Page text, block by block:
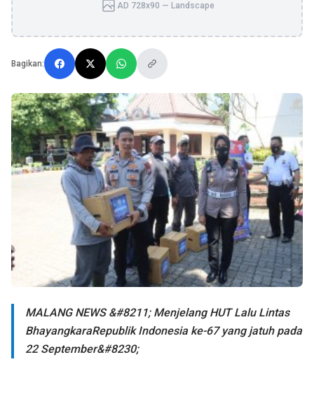
AD 728x90 — Landscape
Bagikan:
MALANG NEWS &#8211; Menjelang HUT Lalu Lintas
BhayangkaraRepublik Indonesia ke-67 yang jatuh pada
22 September&#8230;